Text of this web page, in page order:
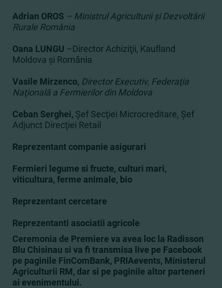
Adrian OROS – Ministrul Agriculturii şi Dezvoltării
Rurale România
Oana LUNGU –Director Achiziţii, Kaufland
Moldova şi România
Vasile Mirzenco, Director Executiv, Federaţia
Naţională a Fermierilor din Moldova
Ceban Serghei, Şef Secţiei Microcreditare, Şef
Adjunct Direcţiei Retail
Reprezentant companie asigurari
Fermieri legume si fructe, culturi mari,
viticultura, ferme animale, bio
Reprezentant cercetare
Reprezentanti asociatii agricole
Ceremonia de Premiere va avea loc la Radisson
Blu Chisinau si va fi transmisa live pe Facebook
pe paginile FinComBank, PRIAevents, Ministerul
Agriculturii RM, dar si pe paginile altor parteneri
ai evenimentului.